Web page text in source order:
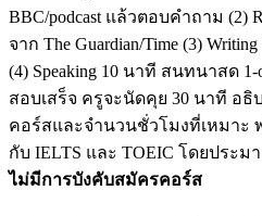
BBC/podcast แล้วตอบคำถาม (2)
จาก The Guardian/Time (3)
(4) Speaking 10 นาที สนทนาสด
สอบเสร็จ ครูจะนัดคุย 30 นาที อ
คอร์สและจำนวนชั่วโมงที่เหมาะ
กับ IELTS และ TOEIC โดยประ
ไม่มีการบังคับสมัครคอร์ส